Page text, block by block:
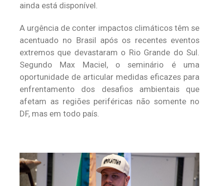
ainda está disponível.
A urgência de conter impactos climáticos têm se
acentuado no Brasil após os recentes eventos
extremos que devastaram o Rio Grande do Sul.
Segundo Max Maciel, o seminário é uma
oportunidade de articular medidas eficazes para
enfrentamento dos desafios ambientais que
afetam as regiões periféricas não somente no
DF, mas em todo país.